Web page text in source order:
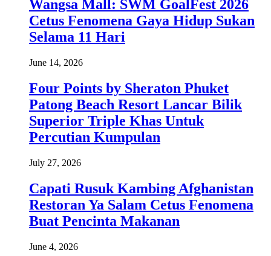
Wangsa Mall: SWM GoalFest 2026
Cetus Fenomena Gaya Hidup Sukan
Selama 11 Hari
June 14, 2026
Four Points by Sheraton Phuket
Patong Beach Resort Lancar Bilik
Superior Triple Khas Untuk
Percutian Kumpulan
July 27, 2026
Capati Rusuk Kambing Afghanistan
Restoran Ya Salam Cetus Fenomena
Buat Pencinta Makanan
June 4, 2026